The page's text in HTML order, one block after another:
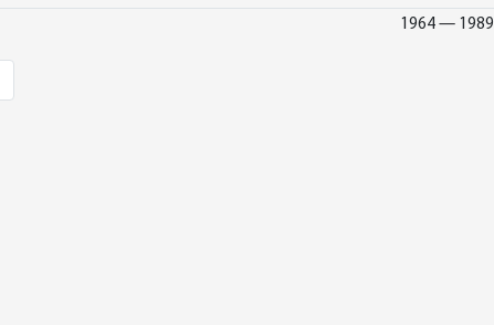
1964 — 1989